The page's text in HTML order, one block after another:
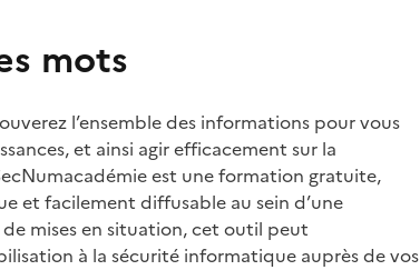
mots
l’ensemble des informations pour vous
et ainsi agir efficacement sur la
est une formation gratuite,
et facilement diffusable au sein d’une
mises en situation, cet outil peut
à la sécurité informatique auprès de vos